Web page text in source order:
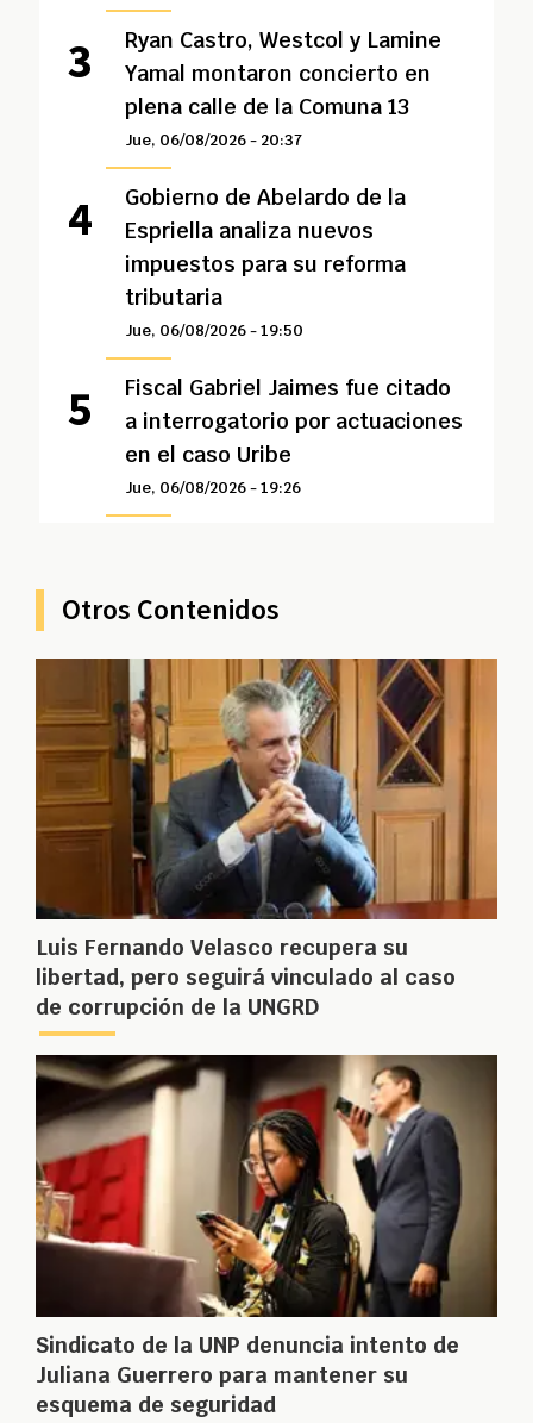
Ryan Castro, Westcol y Lamine
Yamal montaron concierto en
plena calle de la Comuna 13
Jue, 06/08/2026 - 20:37
Gobierno de Abelardo de la
Espriella analiza nuevos
impuestos para su reforma
tributaria
Jue, 06/08/2026 - 19:50
Fiscal Gabriel Jaimes fue citado
a interrogatorio por actuaciones
en el caso Uribe
Jue, 06/08/2026 - 19:26
Otros Contenidos
Luis Fernando Velasco recupera su
libertad, pero seguirá vinculado al caso
de corrupción de la UNGRD
Sindicato de la UNP denuncia intento de
Juliana Guerrero para mantener su
esquema de seguridad